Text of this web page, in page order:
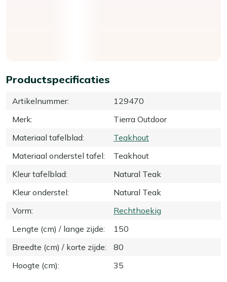
Productspecificaties
Artikelnummer:
129470
Merk:
Tierra Outdoor
Materiaal tafelblad:
Teakhout
Materiaal onderstel tafel:
Teakhout
Kleur tafelblad:
Natural Teak
Kleur onderstel:
Natural Teak
Vorm:
Rechthoekig
Lengte (cm) / lange zijde:
150
Breedte (cm) / korte zijde:
80
Hoogte (cm): 35